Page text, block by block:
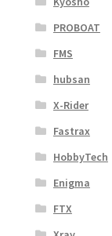
PROBOAT
FMS
hubsan
X-Rider
Fastrax
HobbyTech
Enigma
FTX